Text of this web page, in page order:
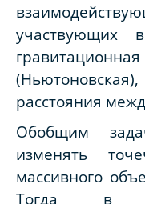
участвующих
(Ньютоновская),
расстояния
Обобщим
изменять
массивного
Тогда в